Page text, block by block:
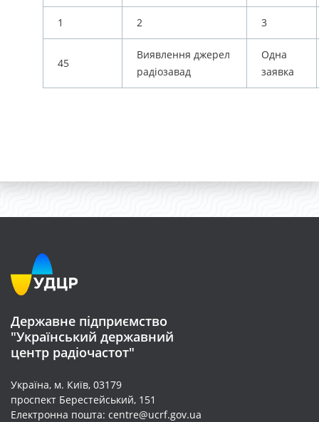
1 2 3
45
Виявлення джерел
радіозавад
Одна
заявка
Державне підприємство
"Український державний
центр радіочастот"
Україна, м. Київ, 03179
проспект Берестейський, 151
Електронна пошта: centre@ucrf.gov.ua